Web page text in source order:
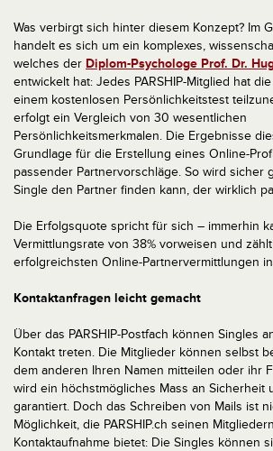
Was verbirgt sich hinter diesem Konzept? Im
handelt es sich um ein komplexes,
welches der Diplom-Psychologe Prof. Dr.
entwickelt hat: Jedes PARSHIP-Mitglied hat
einem kostenlosen Persönlichkeitstest
erfolgt ein Vergleich von 30 wesentlichen
Persönlichkeitsmerkmalen. Die Ergebnisse
Grundlage für die Erstellung eines Online-
passender Partnervorschläge. So wird sicher
Single den Partner finden kann, der wirklich
Die Erfolgsquote spricht für sich – immerhin
Vermittlungsrate von 38% vorweisen und
erfolgreichsten Online-Partnervermittlungen
Kontaktanfragen leicht gemacht
Über das PARSHIP-Postfach können Singles
Kontakt treten. Die Mitglieder können selbst
dem anderen Ihren Namen mitteilen oder ihr
wird ein höchstmögliches Mass an Sicherheit
garantiert. Doch das Schreiben von Mails ist
Möglichkeit, die PARSHIP.ch seinen
Kontaktaufnahme bietet: Die Singles können